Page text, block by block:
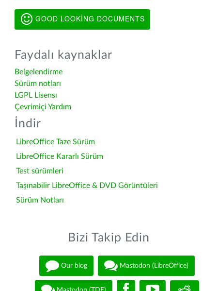
GOOD LOOKING DOCUMENTS
Faydalı kaynaklar
Belgelendirme
Sürüm notları
LGPL Lisensı
Çevrimiçi Yardım
İndir
LibreOffice Taze Sürüm
LibreOffice Kararlı Sürüm
Test sürümleri
Taşınabilir LibreOffice & DVD Görüntüleri
Sürüm Notları
Bizi Takip Edin
Our blog Mastodon (LibreOffice)